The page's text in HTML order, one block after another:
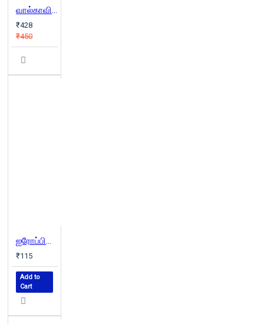
வால்காவிலிருந்து கங்கை வரை
₹428
₹450
ஐரோப்பியத் தத்துவ இயல்
₹115
Add to
Cart